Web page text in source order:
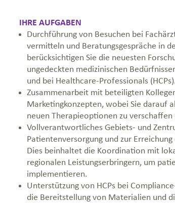
IHRE AUFGABEN
Durchführung von Besuchen bei
vermitteln und Beratungsgespräche in
berücksichtigen Sie die neuesten
ungedeckten medizinischen
und bei Healthcare-Professionals (HCPs).
Zusammenarbeit mit beteiligten
Marketingkonzepten, wobei Sie darauf
neuen Therapieoptionen zu
Vollverantwortliches Gebiets- und
Patientenversorgung und zur
Dies beinhaltet die Koordination mit
regionalen Leistungserbringern, um
implementieren.
Unterstützung von HCPs bei
die Bereitstellung von Materialien und